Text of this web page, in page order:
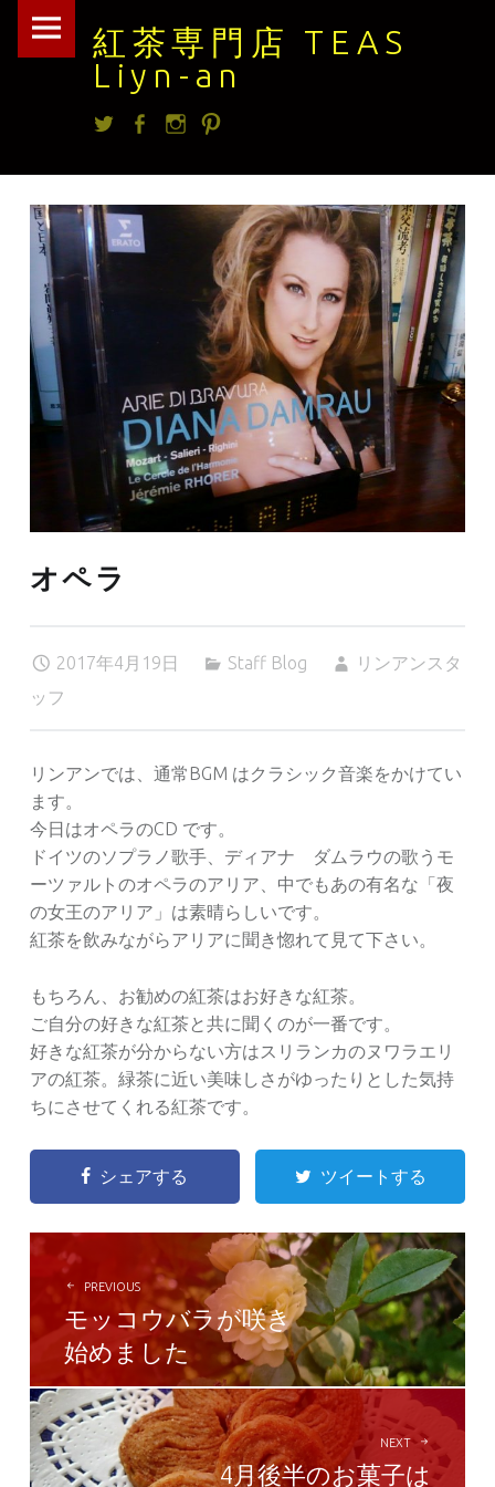
紅茶専門店 TEAS
Liyn-an
紅
Liyn-
navigation
Skip
Twitterfacebook
Instagram
オペラ
2017年4月19日 Staff Blog
リンアンスタ
ッフ
リンアンでは、通常BGM はクラシック音楽をかけてい
ます。
今日はオペラのCD です。
ドイツのソプラノ歌手、ディアナ ダムラウの歌うモ
ーツァルトのオペラのアリア、中でもあの有名な「夜
の女王のアリア」は素晴らしいです。
紅茶を飲みながらアリアに聞き惚れて見て下さい。
もちろん、お勧めの紅茶はお好きな紅茶。
ご自分の好きな紅茶と共に聞くのが一番です。
好きな紅茶が分からない方はスリランカのヌワラエリ
アの紅茶。緑茶に近い美味しさがゆったりとした気持
ちにさせてくれる紅茶です。
シェアする ツイートする
POST
NAVIGATION
PREVIOUS
モッコウバラが咲き
始めました
NEXT
4月後半のお菓子は